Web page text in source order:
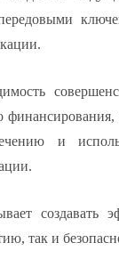
и
создавать
так и